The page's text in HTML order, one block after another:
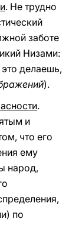
. Не трудно
заботе
Низами:
делаешь,
).
.
и
что его
ему
народ,
по